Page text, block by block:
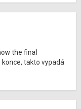
the final
konce, takto vypadá